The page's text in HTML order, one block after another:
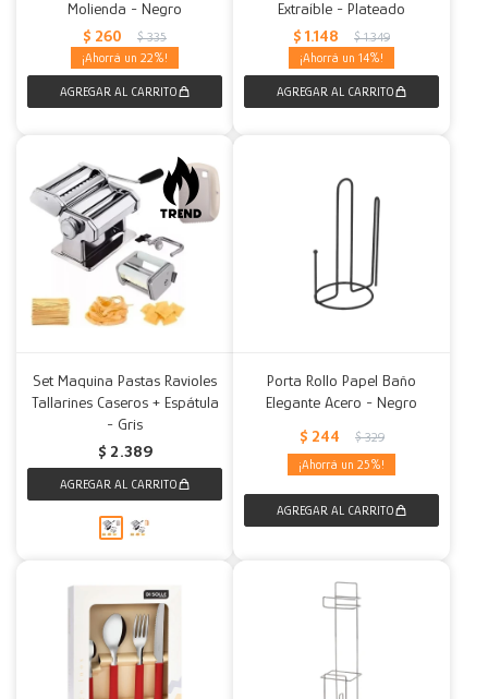
Molienda - Negro
$ 260 $ 335
22
Extraíble - Plateado
$ 1.148 $ 1.349
14
Set Maquina Pastas Ravioles
Tallarines Caseros + Espátula
- Gris
$ 2.389
Porta Rollo Papel Baño
Elegante Acero - Negro
$ 244 $ 329
25